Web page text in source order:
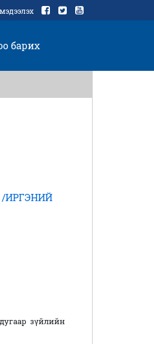
барих
ИРГЭНИЙ
зүйлийн